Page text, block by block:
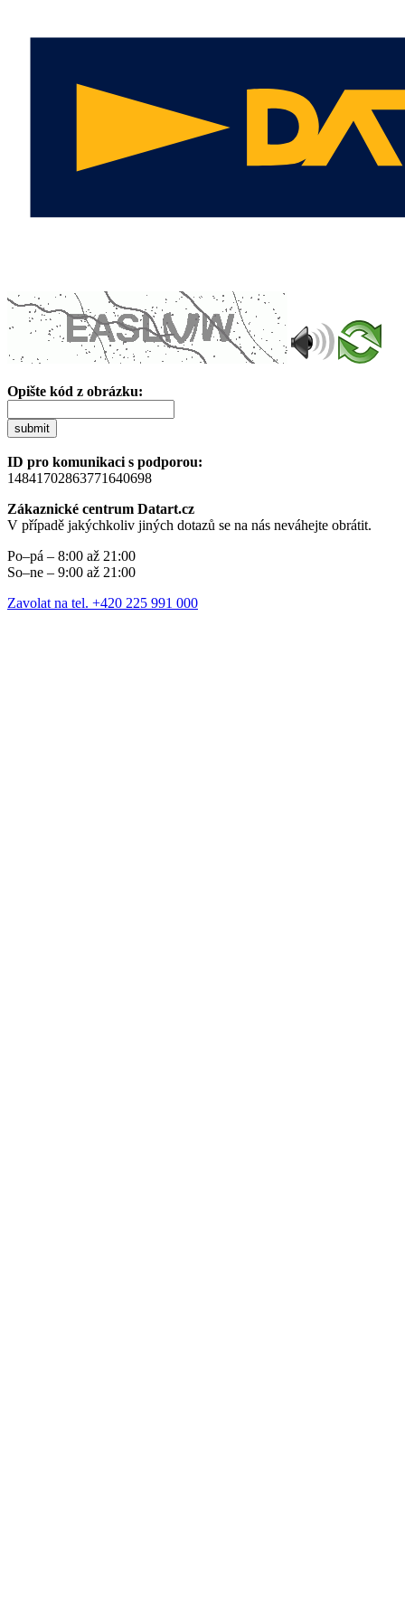
Opište kód z obrázku:
submit
ID pro komunikaci s podporou:
14841702863771640698
Zákaznické centrum Datart.cz
V případě jakýchkoliv jiných dotazů se na nás neváhejte obrátit.
Po–pá – 8:00 až 21:00
So–ne – 9:00 až 21:00
Zavolat na tel. +420 225 991 000